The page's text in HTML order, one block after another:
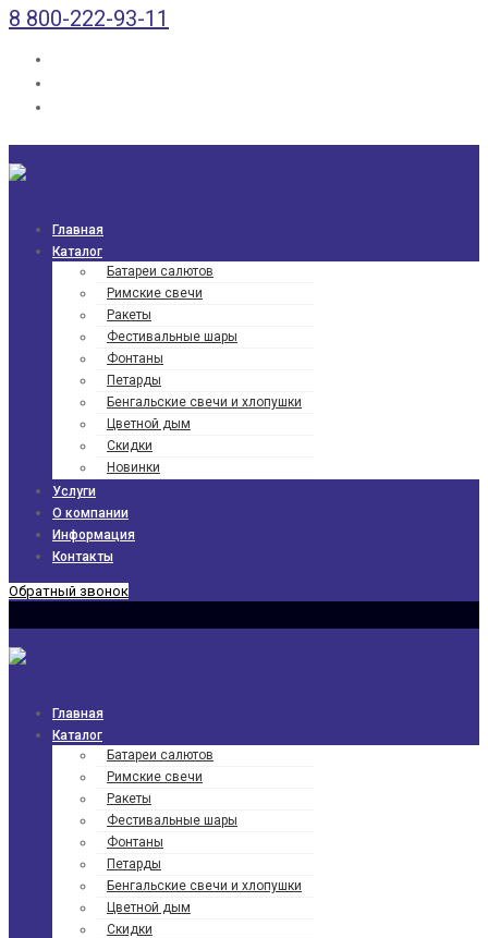
8 800-222-93-11
Главная
Каталог
Батареи салютов
Римские свечи
Ракеты
Фести­валь­ные шары
Фонтаны
Петарды
Бенгаль­ские свечи и хлопушки
Цветной дым
Скидки
Новинки
Услуги
О компании
Информация
Контакты
Обратный звонок
Главная
Каталог
Батареи салютов
Римские свечи
Ракеты
Фести­валь­ные шары
Фонтаны
Петарды
Бенгаль­ские свечи и хлопушки
Цветной дым
Скидки